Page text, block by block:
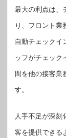
最大の利点は、
り、フロント業
自動チェックイ
ッフがチェック
間を他の接客業
す。
人手不足が深刻
客を提供できる